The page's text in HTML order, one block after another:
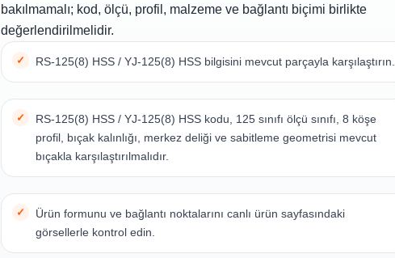
bakılmamalı; kod, ölçü, profil, malzeme ve bağlantı biçimi birlikte
değerlendirilmelidir.
RS-125(8) HSS / YJ-125(8) HSS bilgisini mevcut parçayla karşılaştırın.
RS-125(8) HSS / YJ-125(8) HSS kodu, 125 sınıfı ölçü sınıfı, 8 köşe
profil, bıçak kalınlığı, merkez deliği ve sabitleme geometrisi mevcut
bıçakla karşılaştırılmalıdır.
Ürün formunu ve bağlantı noktalarını canlı ürün sayfasındaki
görsellerle kontrol edin.